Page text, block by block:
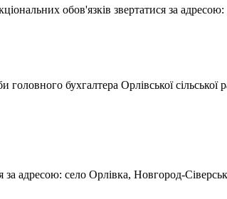
обов'язків звертатися за
бухгалтера Орлівської сільської
адресою: село Орлівка, Новгород-